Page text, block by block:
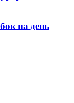
на день